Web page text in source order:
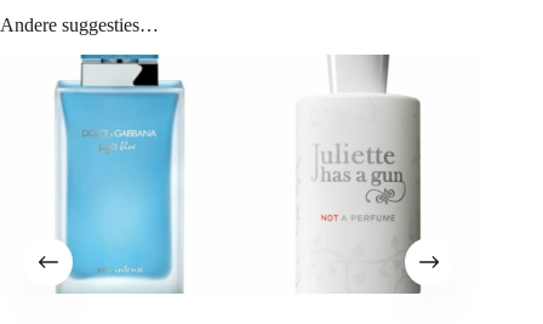
Andere suggesties…